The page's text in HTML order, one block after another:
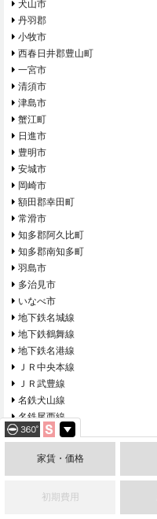
犬山市
丹羽郡
小牧市
西春日井郡豊山町
一宮市
清須市
津島市
蟹江町
日進市
豊明市
安城市
岡崎市
額田郡幸田町
常滑市
知多郡阿久比町
知多郡南知多町
羽島市
多治見市
いなべ市
地下鉄名城線
地下鉄鶴舞線
地下鉄名港線
ＪＲ中央本線
ＪＲ武豊線
名鉄犬山線
名鉄尾西線
名鉄常滑線
名鉄三河線
あおなみ線
家賃・価格
初期費用